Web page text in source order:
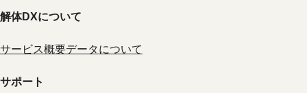
解体DXについて
サービス概要データについて
サポート